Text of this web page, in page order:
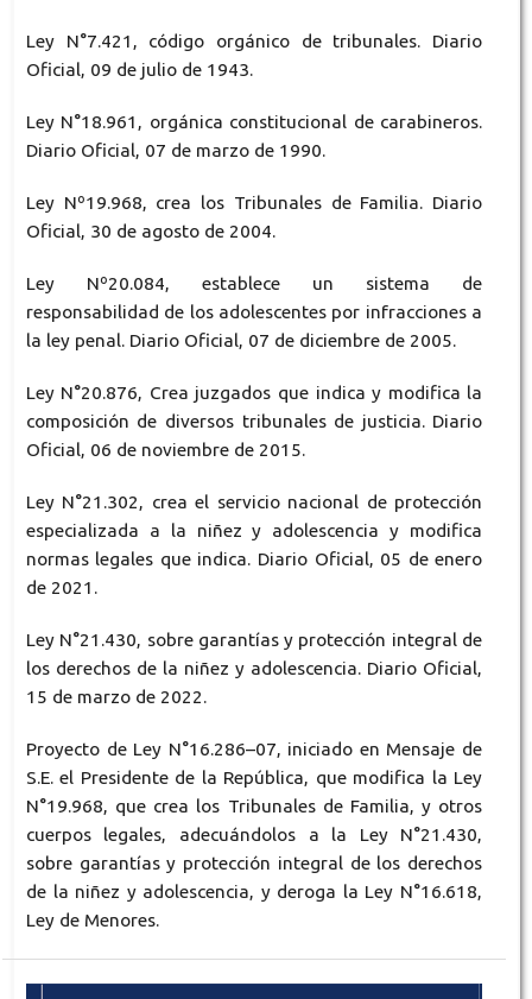
Ley N°7.421, código orgánico de tribunales. Diario
Oficial, 09 de julio de 1943.
Ley N°18.961, orgánica constitucional de carabineros.
Diario Oficial, 07 de marzo de 1990.
Ley Nº19.968, crea los Tribunales de Familia. Diario
Oficial, 30 de agosto de 2004.
Ley Nº20.084, establece un sistema de
responsabilidad de los adolescentes por infracciones a
la ley penal. Diario Oficial, 07 de diciembre de 2005.
Ley N°20.876, Crea juzgados que indica y modifica la
composición de diversos tribunales de justicia. Diario
Oficial, 06 de noviembre de 2015.
Ley N°21.302, crea el servicio nacional de protección
especializada a la niñez y adolescencia y modifica
normas legales que indica. Diario Oficial, 05 de enero
de 2021.
Ley N°21.430, sobre garantías y protección integral de
los derechos de la niñez y adolescencia. Diario Oficial,
15 de marzo de 2022.
Proyecto de Ley N°16.286–07, iniciado en Mensaje de
S.E. el Presidente de la República, que modifica la Ley
N°19.968, que crea los Tribunales de Familia, y otros
cuerpos legales, adecuándolos a la Ley N°21.430,
sobre garantías y protección integral de los derechos
de la niñez y adolescencia, y deroga la Ley N°16.618,
Ley de Menores.